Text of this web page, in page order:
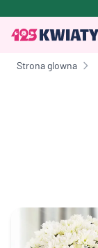
Strona glowna